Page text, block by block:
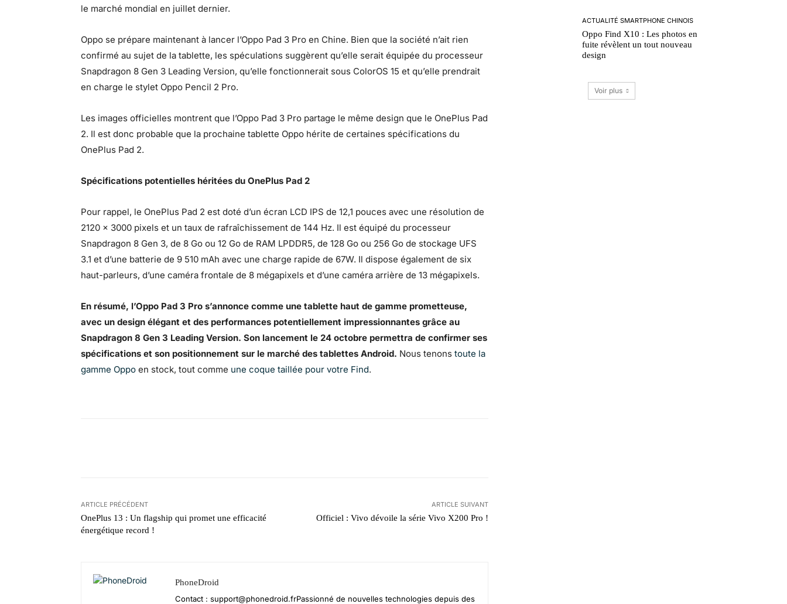
le marché mondial en juillet dernier.
Oppo se prépare maintenant à lancer l’Oppo Pad 3 Pro en Chine. Bien que la société n’ait rien
confirmé au sujet de la tablette, les spéculations suggèrent qu’elle serait équipée du processeur
Snapdragon 8 Gen 3 Leading Version, qu’elle fonctionnerait sous ColorOS 15 et qu’elle prendrait
en charge le stylet Oppo Pencil 2 Pro.
Les images officielles montrent que l’Oppo Pad 3 Pro partage le même design que le OnePlus Pad
2. Il est donc probable que la prochaine tablette Oppo hérite de certaines spécifications du
OnePlus Pad 2.
Spécifications potentielles héritées du OnePlus Pad 2
Pour rappel, le OnePlus Pad 2 est doté d’un écran LCD IPS de 12,1 pouces avec une résolution de
2120 x 3000 pixels et un taux de rafraîchissement de 144 Hz. Il est équipé du processeur
Snapdragon 8 Gen 3, de 8 Go ou 12 Go de RAM LPDDR5, de 128 Go ou 256 Go de stockage UFS
3.1 et d’une batterie de 9 510 mAh avec une charge rapide de 67W. Il dispose également de six
haut-parleurs, d’une caméra frontale de 8 mégapixels et d’une caméra arrière de 13 mégapixels.
En résumé, l’Oppo Pad 3 Pro s’annonce comme une tablette haut de gamme prometteuse,
avec un design élégant et des performances potentiellement impressionnantes grâce au
Snapdragon 8 Gen 3 Leading Version. Son lancement le 24 octobre permettra de confirmer ses
spécifications et son positionnement sur le marché des tablettes Android. Nous tenons toute la
gamme Oppo en stock, tout comme une coque taillée pour votre Find.
ARTICLE PRÉCÉDENT
OnePlus 13 : Un flagship qui promet une efficacité
énergétique record !
ARTICLE SUIVANT
Officiel : Vivo dévoile la série Vivo X200 Pro !
PhoneDroid
Contact : support@phonedroid.frPassionné de nouvelles technologies depuis des
ACTUALITÉ SMARTPHONE CHINOIS
Oppo Find X10 : Les photos en
fuite révèlent un tout nouveau
design
Voir plus